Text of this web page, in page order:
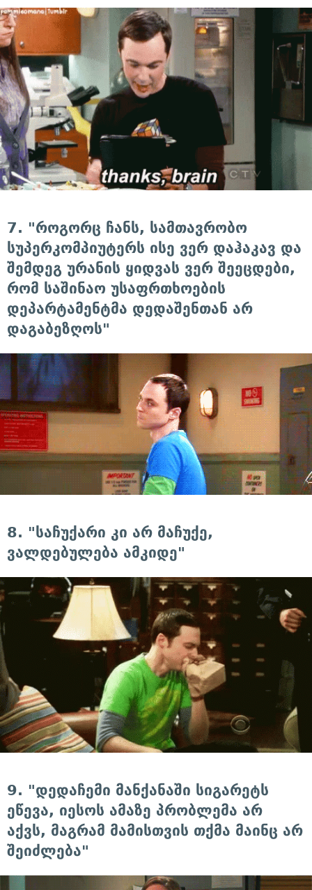
7. "როგორც ჩანს, სამთავრობო
სუპერკომპიუტერს ისე ვერ დაჰაკავ და
შემდეგ ურანის ყიდვას ვერ შეეცდები,
რომ საშინაო უსაფრთხოების
დეპარტამენტმა დედაშენთან არ
დაგაბეზღოს"
8. "საჩუქარი კი არ მაჩუქე,
ვალდებულება ამკიდე"
9. "დედაჩემი მანქანაში სიგარეტს
ეწევა, იესოს ამაზე პრობლემა არ
აქვს, მაგრამ მამისთვის თქმა მაინც არ
შეიძლება"